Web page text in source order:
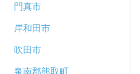
門真市
岸和田市
吹田市
泉南郡熊取町